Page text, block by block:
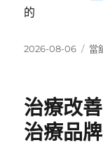
的
發
2026-08-06
分
當
治療改
治療品